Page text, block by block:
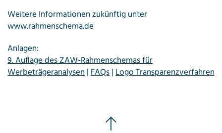
Weitere Informationen zukünftig unter
www.rahmenschema.de
Anlagen:
9. Auflage des ZAW-Rahmenschemas für
Werbeträgeranalysen|FAQs|Logo Transparenzverfahren